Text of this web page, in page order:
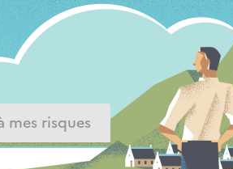
mes risques